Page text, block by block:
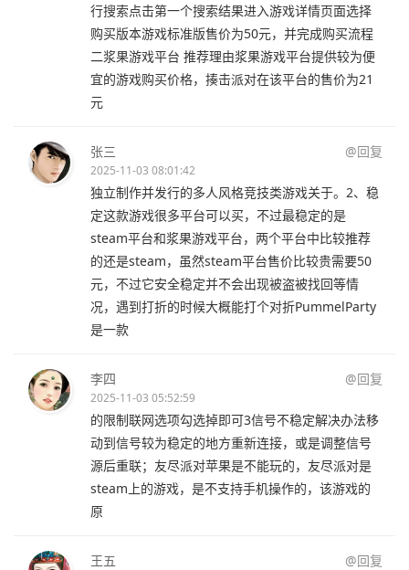
行搜索点击第一个搜索结果进入游戏详情页面选择
购买版本游戏标准版售价为50元，并完成购买流程
二浆果游戏平台 推荐理由浆果游戏平台提供较为便
宜的游戏购买价格，揍击派对在该平台的售价为21
元
张三 @回复
2025-11-03 08:01:42
独立制作并发行的多人风格竞技类游戏关于。2、稳
定这款游戏很多平台可以买，不过最稳定的是
steam平台和浆果游戏平台，两个平台中比较推荐
的还是steam，虽然steam平台售价比较贵需要50
元，不过它安全稳定并不会出现被盗被找回等情
况，遇到打折的时候大概能打个对折PummelParty
是一款
李四 @回复
2025-11-03 05:52:59
的限制联网选项勾选掉即可3信号不稳定解决办法移
动到信号较为稳定的地方重新连接，或是调整信号
源后重联；友尽派对苹果是不能玩的，友尽派对是
steam上的游戏，是不支持手机操作的，该游戏的
原
王五 @回复